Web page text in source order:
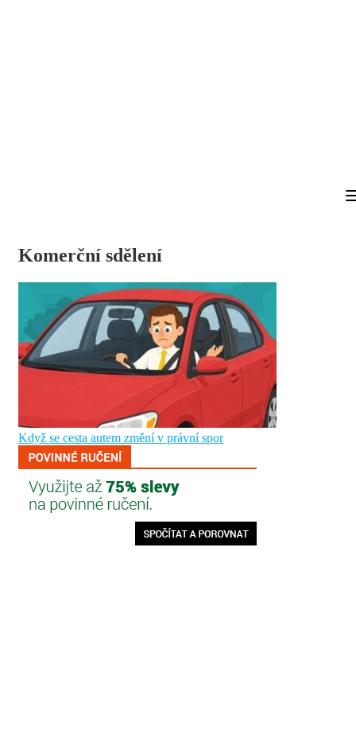
Komerční sdělení
Když se cesta autem změní v právní spor